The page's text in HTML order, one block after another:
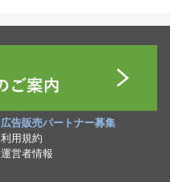
広告販売パートナー募集
利用規約
運営者情報